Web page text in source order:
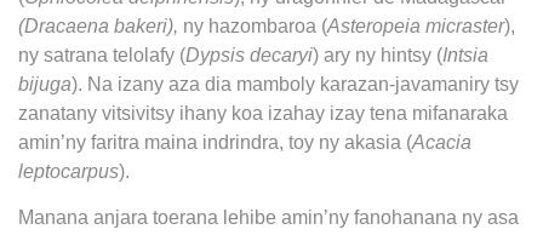
(Dracaena bakeri), ny hazombaroa (Asteropeia micraster),
ny satrana telolafy (Dypsis decaryi) ary ny hintsy (Intsia
bijuga). Na izany aza dia mamboly karazan-javamaniry tsy
zanatany vitsivitsy ihany koa izahay izay tena mifanaraka
amin’ny faritra maina indrindra, toy ny akasia (Acacia
leptocarpus).
Manana anjara toerana lehibe amin’ny fanohanana ny asa